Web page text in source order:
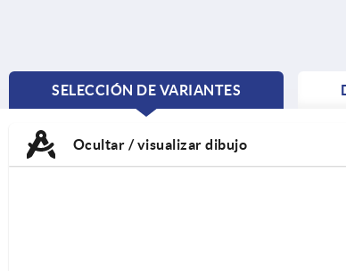
SELECCIÓN DE VARIANTES
CURRENT
Ocultar / visualizar dibujo